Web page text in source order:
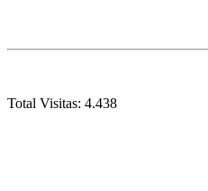
Total Visitas: 4.438